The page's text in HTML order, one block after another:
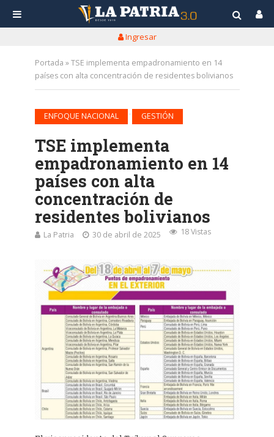
Ingresar
Portada »TSE implementa empadronamiento en 14
países con alta concentración de residentes bolivianos
ENFOQUE NACIONAL GESTIÓN
TSE implementa
empadronamiento en 14
países con alta
concentración de
residentes bolivianos
La Patria 30 de abril de 2025 18 Vistas